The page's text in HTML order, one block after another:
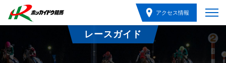
アクセス情報
レースガイド